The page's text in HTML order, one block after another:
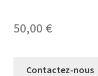
50,00 €
Contactez-nous